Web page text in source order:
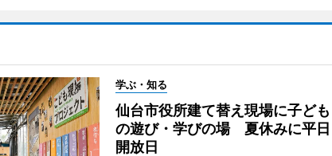
学ぶ・知る
仙台市役所建て替え現場に子ども
の遊び・学びの場 夏休みに平日
開放日